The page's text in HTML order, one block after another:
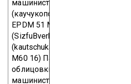
машиниста: эластомер
(каучукоподобный материал)
EPDM 51 M60 16
(SizfuBverkleidung: aus Elastomer
(kautschukartiger Stoff) EPDM 51
M60 16) Партия материала
облицовки основания кресла
машиниста в объеме 25 м²,